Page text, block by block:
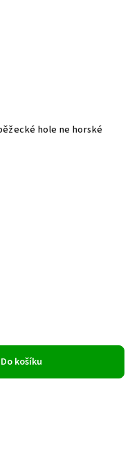
hole ne horské
Do košíku